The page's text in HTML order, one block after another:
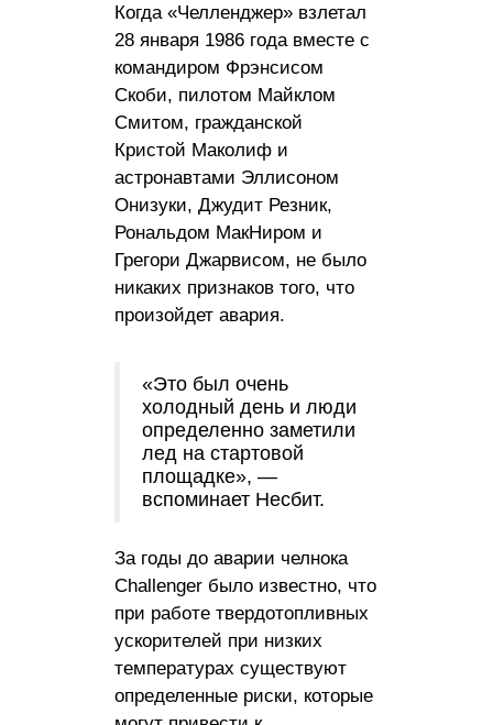
Когда «Челленджер» взлетал
28 января 1986 года вместе с
командиром Фрэнсисом
Скоби, пилотом Майклом
Смитом, гражданской
Кристой Маколиф и
астронавтами Эллисоном
Онизуки, Джудит Резник,
Рональдом МакНиром и
Грегори Джарвисом, не было
никаких признаков того, что
произойдет авария.
«Это был очень
холодный день и люди
определенно заметили
лед на стартовой
площадке», —
вспоминает Несбит.
За годы до аварии челнока
Challenger было известно, что
при работе твердотопливных
ускорителей при низких
температурах существуют
определенные риски, которые